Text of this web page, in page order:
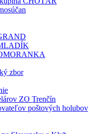
zbor
ZO Trenčín
poštových holubov